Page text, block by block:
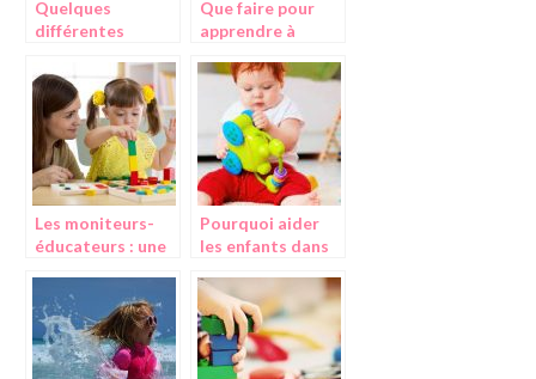
Quelques
différentes
pédagogiques
Que faire pour
apprendre à
rapidement ?
Les moniteurs-
éducateurs : une
les enfants en
difficulté sociale,
physique ou
mentale
Pourquoi aider
les enfants dans
des experiences
sensorielles ?